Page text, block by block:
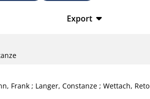
Export
Frank ; Langer, Constanze ;Wettach, Reto